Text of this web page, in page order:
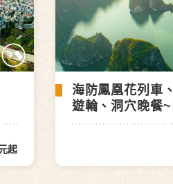
海防鳳凰花列車
遊輪、洞穴晚餐